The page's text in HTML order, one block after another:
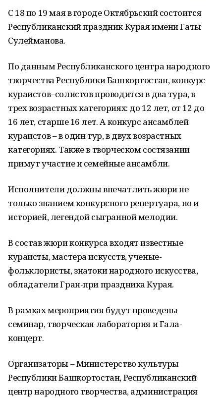
С 18 по 19 мая в городе Октябрьский состоится
Республиканский праздник Курая имени Гаты
Сулейманова.
По данным Республиканского центра народного
творчества Республики Башкортостан, конкурс
кураистов–солистов проводится в два тура, в
трех возрастных категориях: до 12 лет, от 12 до
16 лет, старше 16 лет. А конкурс ансамблей
кураистов – в один тур, в двух возрастных
категориях. Также в творческом состязании
примут участие и семейные ансамбли.
Исполнители должны впечатлить жюри не
только знанием конкурсного репертуара, но и
историей, легендой сыгранной мелодии.
В состав жюри конкурса входят известные
кураисты, мастера искусств, ученые-
фольклористы, знатоки народного искусства,
обладатели Гран-при праздника Курая.
В рамках мероприятия будут проведены
семинар, творческая лаборатория и Гала-
концерт.
Организаторы – Министерство культуры
Республики Башкортостан, Республиканский
центр народного творчества, администрация